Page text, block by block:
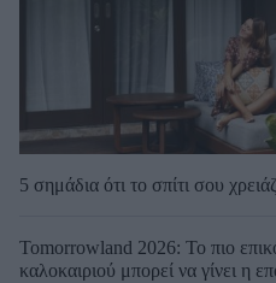
5 σημάδια ότι το σπίτι σου
Tomorrowland 2026: Το πιο
καλοκαιριού μπορεί να γίνει η